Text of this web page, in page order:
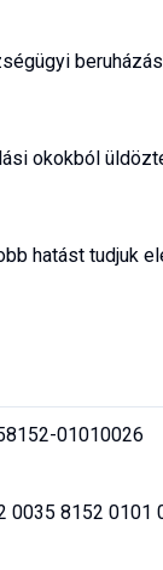
okokból
hatást tudjuk
01010026
0035 8152 0101